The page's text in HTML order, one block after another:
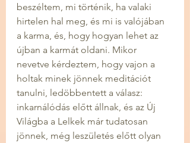
beszéltem, mi történik, ha valaki
hirtelen hal meg, és mi is valójában
a karma, és, hogy hogyan lehet az
újban a karmát oldani. Mikor
nevetve kérdeztem, hogy vajon a
holtak minek jönnek meditációt
tanulni, ledöbbentett a válasz:
inkarnálódás előtt állnak, és az Új
Világba a Lelkek már tudatosan
jönnek, még leszületés előtt olyan